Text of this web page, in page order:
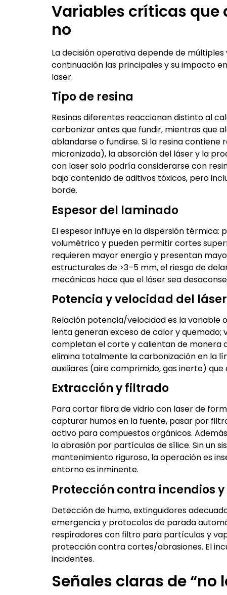
Variables críticas que
no
La decisión operativa depende de
continuación las principales y su impacto
laser.
Tipo de resina
Resinas diferentes reaccionan distinto al
carbonizar antes que fundir, mientras que
ablandarse o fundirse. Si la resina
micronizada), la absorción del láser y la
con laser solo podría considerarse con
bajo contenido de aditivos tóxicos, pero
borde.
Espesor del laminado
El espesor influye en la dispersión
volumétrico y pueden permitir cortes
requieren mayor energía y presentan
estructurales de >3–5 mm, el riesgo de
mecánicas hace que el láser sea
Potencia y velocidad del láser
Relación potencia/velocidad es la variable
lenta generan exceso de calor y
completan el corte y calientan de manera
elimina totalmente la carbonización en la
auxiliares (aire comprimido, gas inerte)
Extracción y filtrado
Para cortar fibra de vidrio con laser de
capturar humos en la fuente, pasar por
activo para compuestos orgánicos.
la abrasión por partículas de sílice. Sin un
mantenimiento riguroso, la operación es
entorno es inminente.
Protección contra incendios y
Detección de humo, extinguidores
emergencia y protocolos de parada
respiradores con filtro para partículas y
protección contra cortes/abrasiones. El
incidentes.
Señales claras de “no